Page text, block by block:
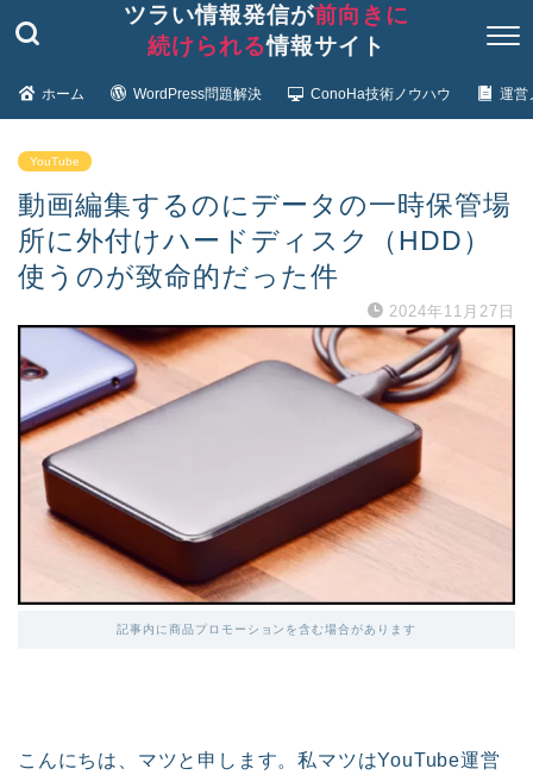
ツラい情報発信が前向きに
続けられる情報サイト
ホーム WordPress問題解決 ConoHa技術ノウハウ 運営
YouTube
動画編集するのにデータの一時保管場
所に外付けハードディスク（HDD）
使うのが致命的だった件
2024年11月27日
記事内に商品プロモーションを含む場合があります
こんにちは、マツと申します。私マツはYouTube運営